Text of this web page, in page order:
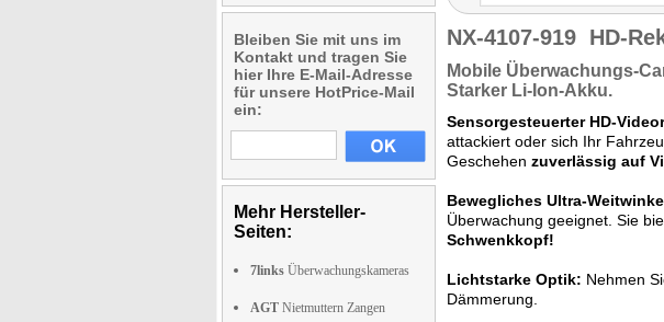
Bleiben Sie mit uns im
Kontakt und tragen Sie
hier Ihre E-Mail-Adresse
für unsere HotPrice-Mail
ein:
Mehr Hersteller-
Seiten:
7links Überwachungskameras
AGT Nietmuttern Zangen
NX-4107-919 HD-
Mobile Überwachungs-
Starker Li-Ion-Akku.
Sensorgesteuerter HD-
attackiert oder sich Ihr
Geschehen zuverlässig auf
Bewegliches Ultra-
Überwachung geeignet. Sie
Schwenkkopf!
Lichtstarke Optik: Nehmen
Dämmerung.